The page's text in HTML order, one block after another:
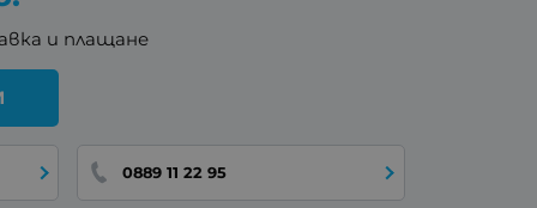
и плащане
0889 11 22 95